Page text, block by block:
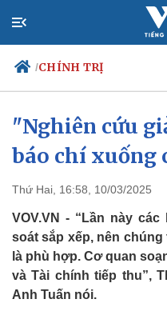
/CHÍNH TRỊ
Chính trị
Tổ chức nhân sự
Nhận diện sự thật
"Nghiên cứu
báo chí xuống
Thứ Hai, 16:58, 10/03/2025
VOV.VN - “Lần này
soát sắp xếp, nên
là phù hợp. Cơ quan
và Tài chính tiếp thu”,
Anh Tuấn nói.